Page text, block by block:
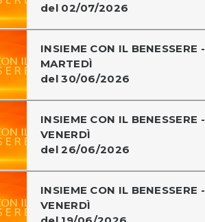
del 02/07/2026
INSIEME CON IL BENESSERE -
MARTEDÌ
del 30/06/2026
INSIEME CON IL BENESSERE -
VENERDÌ
del 26/06/2026
INSIEME CON IL BENESSERE -
VENERDÌ